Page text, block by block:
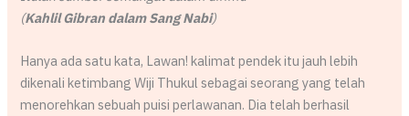
(Kahlil Gibran dalam Sang Nabi)
Hanya ada satu kata, Lawan! kalimat pendek itu jauh lebih
dikenali ketimbang Wiji Thukul sebagai seorang yang telah
menorehkan sebuah puisi perlawanan. Dia telah berhasil